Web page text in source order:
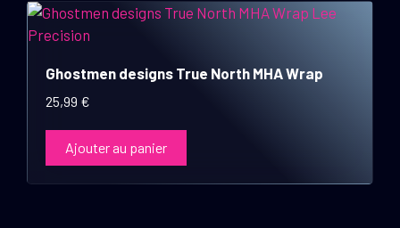
Ghostmen designs True North MHA Wrap
25,99 €
Ajouter au panier